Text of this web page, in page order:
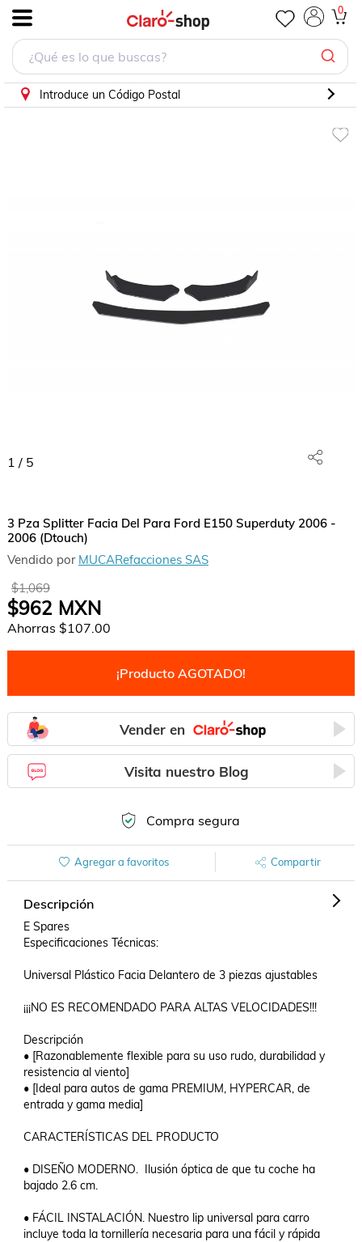
0
Introduce un Código Postal
1 / 5
3 Pza Splitter Facia Del Para Ford E150 Superduty 2006 -
2006 (Dtouch)
Vendido por MUCARefacciones SAS
$1,069
$962MXN
Ahorras $107.00
¡Producto AGOTADO!
Vender en
Visita nuestro Blog
Compra segura
Agregar a favoritos Compartir
Descripción
E Spares
Especificaciones Técnicas:
Universal Plástico Facia Delantero de 3 piezas ajustables
¡¡¡NO ES RECOMENDADO PARA ALTAS VELOCIDADES!!!
Descripción
• [Razonablemente flexible para su uso rudo, durabilidad y
resistencia al viento]
• [Ideal para autos de gama PREMIUM, HYPERCAR, de
entrada y gama media]
CARACTERÍSTICAS DEL PRODUCTO
• DISEÑO MODERNO.  Ilusión óptica de que tu coche ha
bajado 2.6 cm.
• FÁCIL INSTALACIÓN. Nuestro lip universal para carro
incluye toda la tornillería necesaria para una fácil y rápida